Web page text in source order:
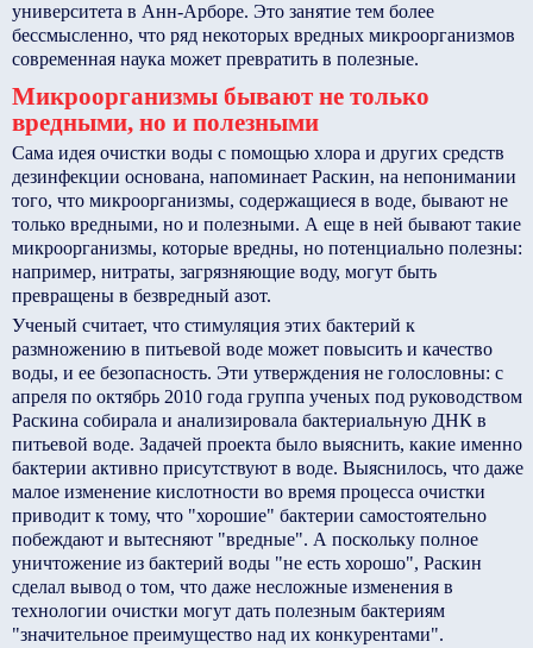
университета в Анн-Арборе. Это занятие тем более
бессмысленно, что ряд некоторых вредных микроорганизмов
современная наука может превратить в полезные.
Микроорганизмы бывают не только
вредными, но и полезными
Сама идея очистки воды с помощью хлора и других средств
дезинфекции основана, напоминает Раскин, на непонимании
того, что микроорганизмы, содержащиеся в воде, бывают не
только вредными, но и полезными. А еще в ней бывают такие
микроорганизмы, которые вредны, но потенциально полезны:
например, нитраты, загрязняющие воду, могут быть
превращены в безвредный азот.
Ученый считает, что стимуляция этих бактерий к
размножению в питьевой воде может повысить и качество
воды, и ее безопасность. Эти утверждения не голословны: с
апреля по октябрь 2010 года группа ученых под руководством
Раскина собирала и анализировала бактериальную ДНК в
питьевой воде. Задачей проекта было выяснить, какие именно
бактерии активно присутствуют в воде. Выяснилось, что даже
малое изменение кислотности во время процесса очистки
приводит к тому, что "хорошие" бактерии самостоятельно
побеждают и вытесняют "вредные". А поскольку полное
уничтожение из бактерий воды "не есть хорошо", Раскин
сделал вывод о том, что даже несложные изменения в
технологии очистки могут дать полезным бактериям
"значительное преимущество над их конкурентами".